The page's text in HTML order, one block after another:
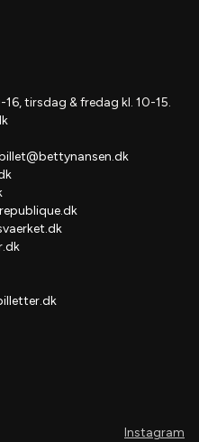
tirsdag & fredag kl. 10-15.
Instagram